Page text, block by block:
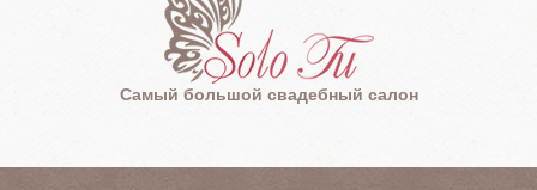
Самый большой свадебный салон